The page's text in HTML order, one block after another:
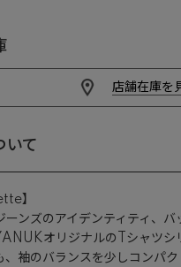
店舗在庫を
いて
】
ンズのアイデンティティ、バ
オリジナルのTシャツシ
、袖のバランスを少しコンパ